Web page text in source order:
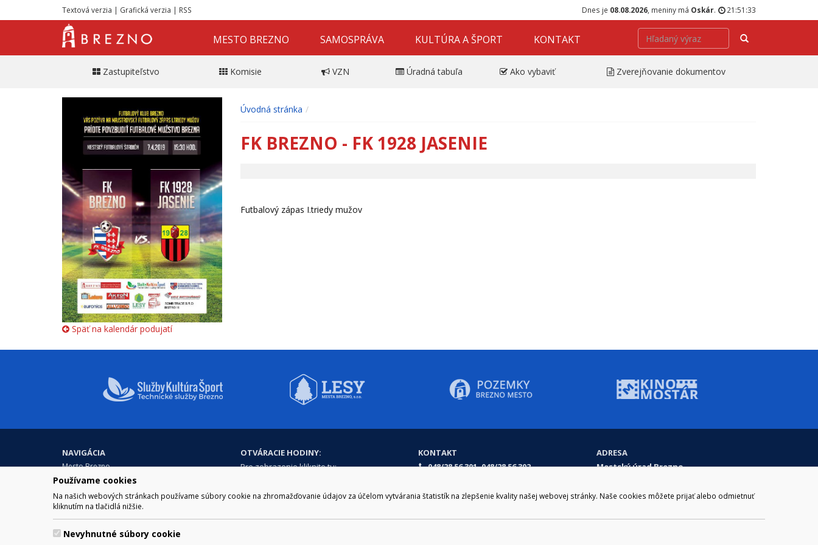
Používame cookies
Na našich webových stránkach používame súbory cookie na zhromažďovanie údajov za účelom vytvárania štatistík na zlepšenie kvality našej webovej stránky. Naše cookies môžete prijať alebo odmietnuť
kliknutím na tlačidlá nižšie.
Nevyhnutné súbory cookie
Textová verzia | Grafická verzia | RSS Dnes je 08.08.2026 , meniny má Oskár. 21:51:33
MESTO BREZNO SAMOSPRÁVA KULTÚRA A ŠPORT KONTAKT Hľadať
Zastupiteľstvo Komisie VZN Úradná tabuľa Ako vybaviť Zverejňovanie dokumentov
Späť na kalendár podujatí
Úvodná stránka
FK BREZNO - FK 1928 JASENIE
Futbalový zápas I.triedy mužov
NAVIGÁCIA
Mesto Brezno
Samospráva
Kultúra a šport
Kontakt
OTVÁRACIE HODINY:
Pre zobrazenie kliknite tu:
Obedňajšia prestávka
KONTAKT
048/28 56 301, 048/28 56 302
ADRESA
Mestský úrad Brezno
Slovakia (Slovak Republic)